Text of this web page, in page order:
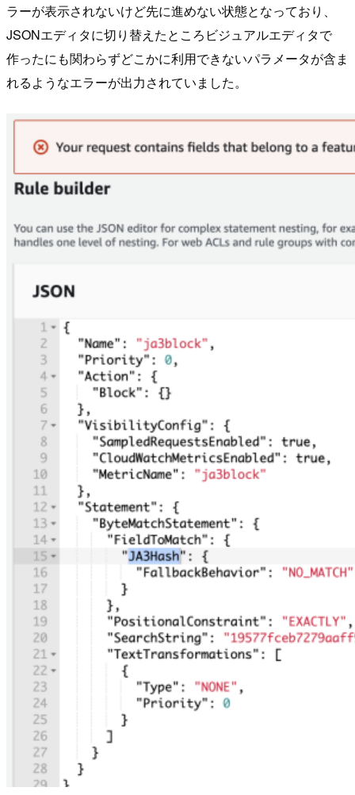
ラーが表示されないけど先に進めない状態となっており、
JSONエディタに切り替えたところビジュアルエディタで
作ったにも関わらずどこかに利用できないパラメータが含ま
れるようなエラーが出力されていました。